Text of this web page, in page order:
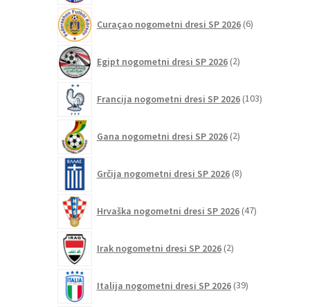
Curaçao nogometni dresi SP 2026 6izdelkov
Egipt nogometni dresi SP 2026 2izdelka
Francija nogometni dresi SP 2026 103izdelki
Gana nogometni dresi SP 2026 2izdelka
Grčija nogometni dresi SP 2026 8izdelkov
Hrvaška nogometni dresi SP 2026 47izdelkov
Irak nogometni dresi SP 2026 2izdelka
Italija nogometni dresi SP 2026 39izdelkov